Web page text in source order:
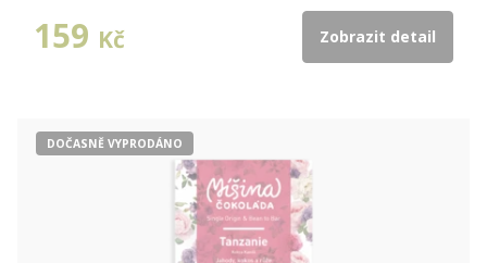
159 Kč Zobrazit detail
DOČASNĚ VYPRODÁNO